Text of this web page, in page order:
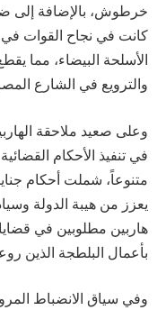
كانت في نجاح القوات
الأسلحة البيضاء، مما
والترويع في الشارع
وعلى صعيد ملاحقة
متنوعاً، شملت أحكام
بأعمال البلطجة الذين